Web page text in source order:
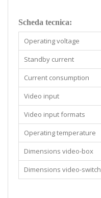
Scheda tecnica:
Operating voltage
Standby current
Current consumption
Video input
Video input formats
Operating temperature
Dimensions video-box
Dimensions video-switch